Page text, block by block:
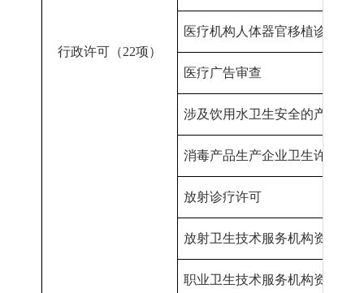
行政许可（22项）
医疗机构人体器官移植诊疗科
医疗广告审查
涉及饮用水卫生安全的产品卫
消毒产品生产企业卫生许可
放射诊疗许可
放射卫生技术服务机构资质
职业卫生技术服务机构资质